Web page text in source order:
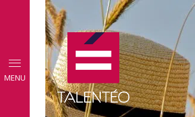
MENU
CONSEILS
EMPLOI